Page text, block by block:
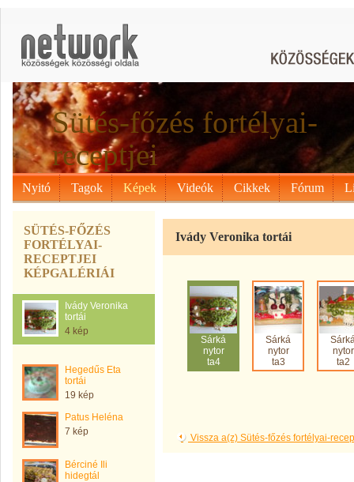
Sütés-főzés fortélyai-
receptjei
Nyitó Tagok Képek Videók Cikkek Fórum
SÜTÉS-FŐZÉS
FORTÉLYAI-
RECEPTJEI
KÉPGALÉRIÁI
Ivády Veronika
tortái
4 kép
Hegedűs Eta
tortái
19 kép
Patus Heléna
7 kép
Bérciné Ili
hidegtál
Ivády Veronika tortái
Sárká
nytor
ta4
Sárká
nytor
ta3
nytor
ta2
Vissza a(z) Sütés-főzés fortélyai-